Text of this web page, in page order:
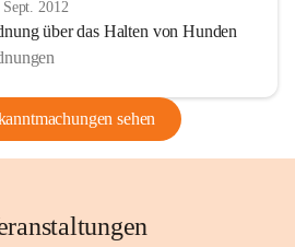
2012
über das Halten von Hunden
sehen